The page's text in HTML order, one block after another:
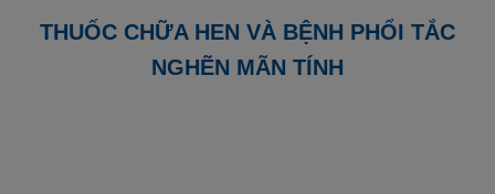
THUỐC CHỮA HEN VÀ BỆNH PHỔI TẮC
NGHẼN MÃN TÍNH